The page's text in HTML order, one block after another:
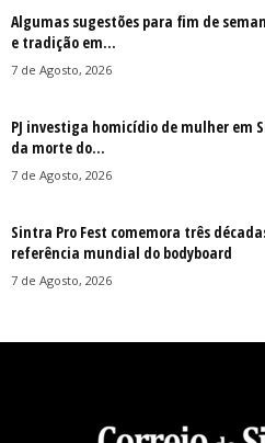
Algumas sugestões para fim de
e tradição em...
7 de Agosto, 2026
PJ investiga homicídio de mulher em
da morte do...
7 de Agosto, 2026
Sintra Pro Fest comemora três
referência mundial do bodyboard
7 de Agosto, 2026